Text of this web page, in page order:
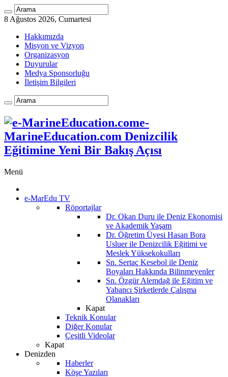
8 Ağustos 2026, Cumartesi
Hakkımızda
Misyon ve Vizyon
Organizasyon
Duyurular
Medya Sponsorluğu
İletişim Bilgileri
e-
MarineEducation.com Denizcilik
Eğitimine Yeni Bir Bakış Açısı
Menü
e-MarEdu TV
Röportajlar
Dr. Okan Duru ile Deniz Ekonomisi
ve Akademik Yaşam
Dr. Öğretim Üyesi Hasan Bora
Usluer ile Denizcilik Eğitimi ve
Meslek Yüksekokulları
Sn. Sertaç Kesebol ile Deniz
Boyaları Hakkında Bilinmeyenler
Sn. Özgür Alemdağ ile Eğitim ve
Yabancı Şirketlerde Çalışma
Olanakları
Kapat
Teknik Konular
Diğer Konular
Çeşitli Videolar
Kapat
Denizden
Haberler
Köşe Yazıları